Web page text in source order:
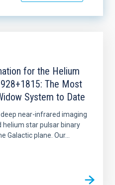
for the Helium
The Most
System to Date
near-infrared imaging
star pulsar binary
plane. Our...